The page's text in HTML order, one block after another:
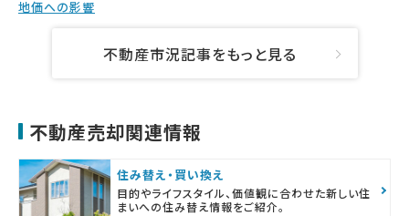
地価への影響
不動産市況記事をもっと見る
不動産売却関連情報
住み替え・買い換え
目的やライフスタイル、価値観に合わせた新しい住
まいへの住み替え情報をご紹介。